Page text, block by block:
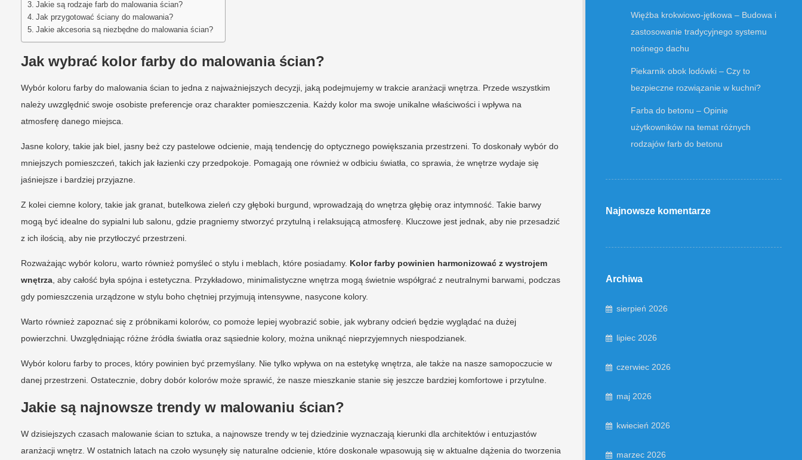
Jakie są rodzaje farb do malowania ścian?
Jak przygotować ściany do malowania?
Jakie akcesoria są niezbędne do malowania ścian?
Jak wybrać kolor farby do malowania ścian?
Wybór koloru farby do malowania ścian to jedna z najważniejszych decyzji, jaką podejmujemy w trakcie aranżacji wnętrza. Przede wszystkim
należy uwzględnić swoje osobiste preferencje oraz charakter pomieszczenia. Każdy kolor ma swoje unikalne właściwości i wpływa na
atmosferę danego miejsca.
Jasne kolory, takie jak biel, jasny beż czy pastelowe odcienie, mają tendencję do optycznego powiększania przestrzeni. To doskonały wybór do
mniejszych pomieszczeń, takich jak łazienki czy przedpokoje. Pomagają one również w odbiciu światła, co sprawia, że wnętrze wydaje się
jaśniejsze i bardziej przyjazne.
Z kolei ciemne kolory, takie jak granat, butelkowa zieleń czy głęboki burgund, wprowadzają do wnętrza głębię oraz intymność. Takie barwy
mogą być idealne do sypialni lub salonu, gdzie pragniemy stworzyć przytulną i relaksującą atmosferę. Kluczowe jest jednak, aby nie przesadzić
z ich ilością, aby nie przytłoczyć przestrzeni.
Rozważając wybór koloru, warto również pomyśleć o stylu i meblach, które posiadamy. Kolor farby powinien harmonizować z wystrojem
wnętrza, aby całość była spójna i estetyczna. Przykładowo, minimalistyczne wnętrza mogą świetnie współgrać z neutralnymi barwami, podczas
gdy pomieszczenia urządzone w stylu boho chętniej przyjmują intensywne, nasycone kolory.
Warto również zapoznać się z próbnikami kolorów, co pomoże lepiej wyobrazić sobie, jak wybrany odcień będzie wyglądać na dużej
powierzchni. Uwzględniając różne źródła światła oraz sąsiednie kolory, można uniknąć nieprzyjemnych niespodzianek.
Wybór koloru farby to proces, który powinien być przemyślany. Nie tylko wpływa on na estetykę wnętrza, ale także na nasze samopoczucie w
danej przestrzeni. Ostatecznie, dobry dobór kolorów może sprawić, że nasze mieszkanie stanie się jeszcze bardziej komfortowe i przytulne.
Jakie są najnowsze trendy w malowaniu ścian?
W dzisiejszych czasach malowanie ścian to sztuka, a najnowsze trendy w tej dziedzinie wyznaczają kierunki dla architektów i entuzjastów
aranżacji wnętrz. W ostatnich latach na czoło wysunęły się naturalne odcienie, które doskonale wpasowują się w aktualne dążenia do tworzenia
Więźba krokwiowo-jętkowa – Budowa i
zastosowanie tradycyjnego systemu
nośnego dachu
Piekarnik obok lodówki – Czy to
bezpieczne rozwiązanie w kuchni?
Farba do betonu – Opinie
użytkowników na temat różnych
rodzajów farb do betonu
Najnowsze komentarze
Archiwa
sierpień 2026
lipiec 2026
czerwiec 2026
maj 2026
kwiecień 2026
marzec 2026